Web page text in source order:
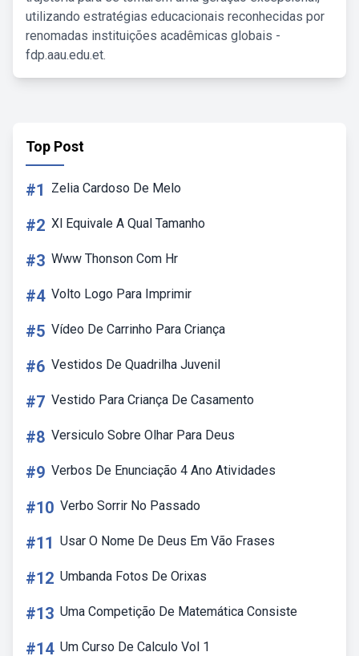
utilizando estratégias educacionais reconhecidas por
renomadas instituições acadêmicas globais -
fdp.aau.edu.et.
Top Post
#1 Zelia Cardoso De Melo
#2 Xl Equivale A Qual Tamanho
#3 Www Thonson Com Hr
#4 Volto Logo Para Imprimir
#5 Vídeo De Carrinho Para Criança
#6 Vestidos De Quadrilha Juvenil
#7 Vestido Para Criança De Casamento
#8 Versiculo Sobre Olhar Para Deus
#9 Verbos De Enunciação 4 Ano Atividades
#10 Verbo Sorrir No Passado
#11 Usar O Nome De Deus Em Vão Frases
#12 Umbanda Fotos De Orixas
#13 Uma Competição De Matemática Consiste
#14 Um Curso De Calculo Vol 1